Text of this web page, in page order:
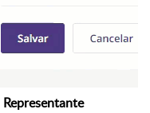
Representante